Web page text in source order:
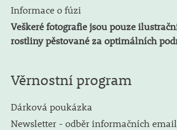
Informace o fúzi
Veškeré fotografie jsou pouze
rostliny pěstované za optimálních
Věrnostní program
Dárková poukázka
Newsletter - odběr informačních